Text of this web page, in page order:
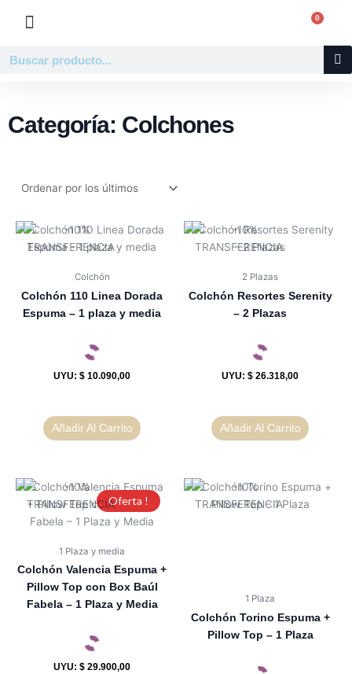
0
Buscar
Categoría: Colchones
Colchón
Colchón 110 Linea Dorada
Espuma – 1 plaza y media
UYU: $ 10.090,00
Añadir Al Carrito
2 Plazas
Colchón Resortes Serenity
– 2 Plazas
UYU: $ 26.318,00
Añadir Al Carrito
Oferta !
1 Plaza y media
Colchón Valencia Espuma +
Pillow Top con Box Baúl
Fabela – 1 Plaza y Media
UYU: $ 29.900,00
1 Plaza
Colchón Torino Espuma +
Pillow Top – 1 Plaza